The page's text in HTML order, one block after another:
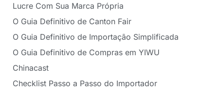
Lucre Com Sua Marca Própria
O Guia Definitivo de Canton Fair
O Guia Definitivo de Importação Simplificada
O Guia Definitivo de Compras em YIWU
Chinacast
Checklist Passo a Passo do Importador